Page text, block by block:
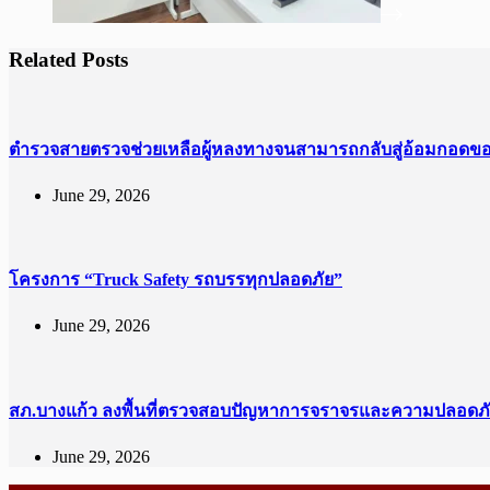
Related Posts
ตำรวจสายตรวจช่วยเหลือผู้หลงทางจนสามารถกลับสู่อ้อมกอดข
June 29, 2026
โครงการ “Truck Safety รถบรรทุกปลอดภัย”
June 29, 2026
สภ.บางแก้ว ลงพื้นที่ตรวจสอบปัญหาการจราจรและความปลอด
June 29, 2026